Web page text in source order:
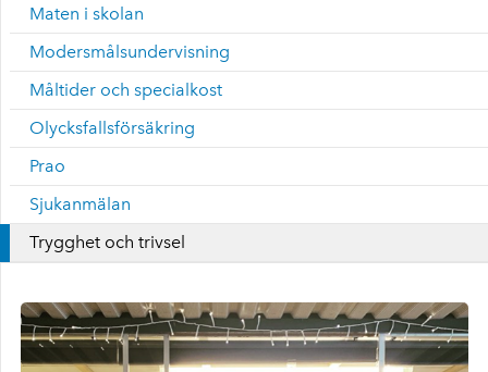
Maten i skolan
Modersmålsundervisning
Måltider och specialkost
Olycksfallsförsäkring
Prao
Sjukanmälan
Trygghet och trivsel